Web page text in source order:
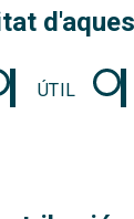
ÚTIL